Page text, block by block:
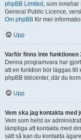
phpBB Limited , som
General Public Licence,
Om phpBB för mer
Upp
Varför finns inte funktionen
Denna programvara har
att en funktion bör läggas
phpBB Idécenter, där du
Upp
Vem ska jag kontakta med
Vem som helst av
lämpliga att kontakta med
sätt så kan du kontakta